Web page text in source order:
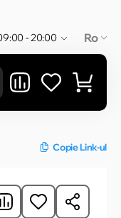
- 20:00 Ro
Copie Link-ul